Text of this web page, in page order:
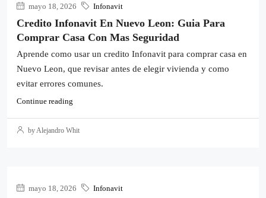
mayo 18, 2026 Infonavit
Credito Infonavit En Nuevo Leon: Guia Para
Comprar Casa Con Mas Seguridad
Aprende como usar un credito Infonavit para comprar casa en
Nuevo Leon, que revisar antes de elegir vivienda y como
evitar errores comunes.
Continue reading
by Alejandro Whit
mayo 18, 2026 Infonavit